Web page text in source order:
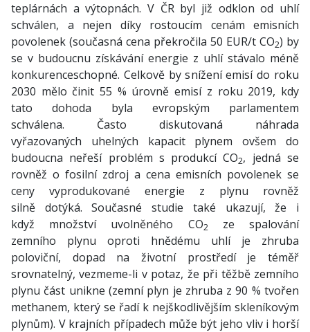
teplárnách a výtopnách. V ČR byl již odklon od uhlí
schválen, a nejen díky rostoucím cenám emisních
povolenek (současná cena překročila 50 EUR/t CO2) by
se v budoucnu získávání energie z uhlí stávalo méně
konkurenceschopné. Celkově by snížení emisí do roku
2030 mělo činit 55 % úrovně emisí z roku 2019, kdy
tato dohoda byla evropským parlamentem
schválena. Často diskutovaná náhrada
vyřazovaných uhelných kapacit plynem ovšem do
budoucna neřeší problém s produkcí CO2, jedná se
rovněž o fosilní zdroj a cena emisních povolenek se
ceny vyprodukované energie z plynu rovněž
silně dotýká. Současné studie také ukazují, že i
když množství uvolněného CO2
ze spalování
zemního plynu oproti hnědému uhlí je zhruba
poloviční, dopad na životní prostředí je téměř
srovnatelný, vezmeme-li v potaz, že při těžbě zemního
plynu část unikne (zemní plyn je zhruba z 90 % tvořen
methanem, který se řadí k nejškodlivějším skleníkovým
plynům). V krajních případech může být jeho vliv i horší